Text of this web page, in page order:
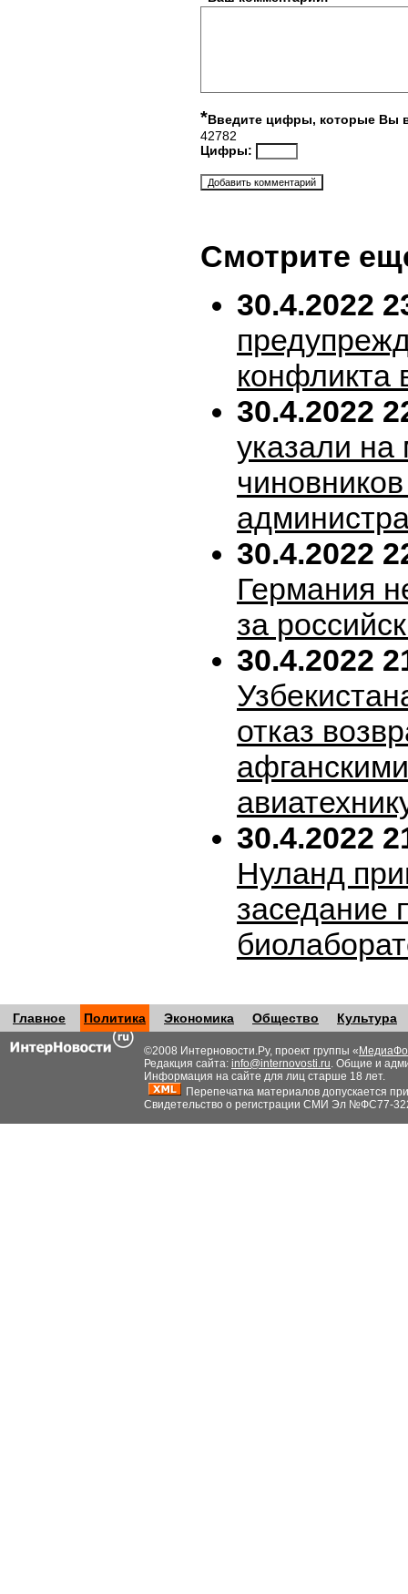
*Введите цифры, которые Вы
42782
Цифры:
Смотрите
30.4.2022
конфликта
30.4.2022
указали на
30.4.2022
Германия
за
30.4.2022
отказ
30.4.2022
Нуланд
заседание
Главное Политика Экономика Общество Культура
©2008 Интерновости.Ру, проект группы «
Редакция сайта: info@internovosti.ru. Общие и
Информация на сайте для лиц старше 18 лет.
Перепечатка материалов допускается
Свидетельство о регистрации СМИ Эл №ФС77-